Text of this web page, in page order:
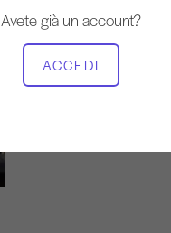
Avete già un account?
ACCEDI
ATTREZZATURA
Correttore della